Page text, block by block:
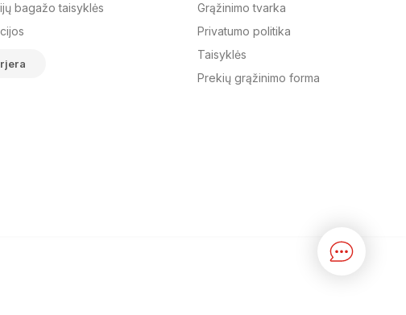
bagažo taisyklės
Grąžinimo tvarka
Privatumo politika
Taisyklės
Prekių grąžinimo forma